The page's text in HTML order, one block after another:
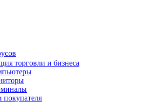
торговли и бизнеса
покупателя